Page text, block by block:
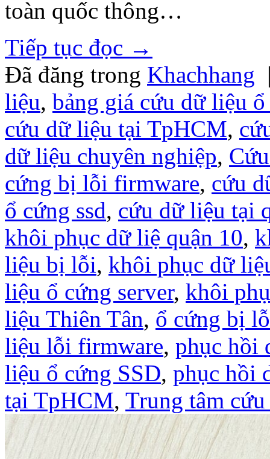
toàn quốc thông…
Tiếp tục đọc →
Đã đăng trong Khachhang
liệu, bảng giá cứu dữ liệu
cứu dữ liệu tại TpHCM,
dữ liệu chuyên nghiệp,
cứng bị lỗi firmware, cứu
ổ cứng ssd, cứu dữ liệu tại
khôi phục dữ liệ quận 10,
liệu bị lỗi, khôi phục dữ
liệu ổ cứng server, khôi
liệu Thiên Tân, ổ cứng bị
liệu lỗi firmware, phục hồi
liệu ổ cứng SSD, phục hồi
tại TpHCM, Trung tâm